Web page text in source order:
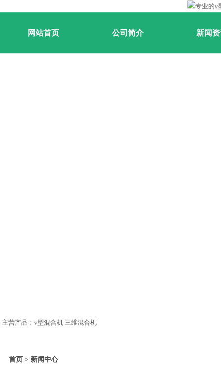
网站首页 公司简介 新闻
主营产品：v型混合机 三维混合机
首页 > 新闻中心